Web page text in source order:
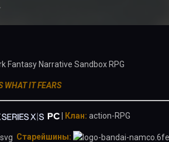
WHAT IT FEARS
Клан: action-RPG
Старейшины: